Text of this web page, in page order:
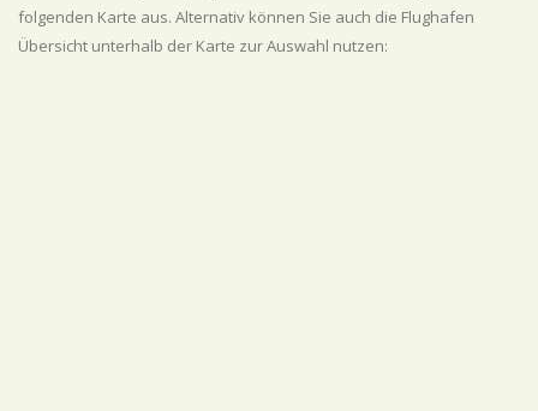
folgenden Karte aus. Alternativ können Sie auch die Flughafen
Übersicht unterhalb der Karte zur Auswahl nutzen: